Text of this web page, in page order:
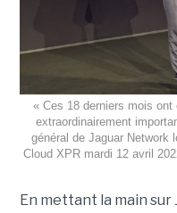
« Ces 18 derniers mois
extraordinairement
général de Jaguar Network
Cloud XPR mardi 12 avril
En mettant la main